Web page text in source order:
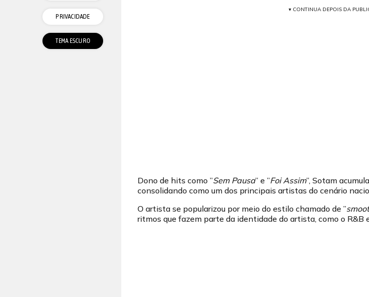
▾ CONTINUA DEPOIS DA
Dono de hits como ”Sem Pausa” e ”Foi Assim”, Sotam
consolidando como um dos principais artistas do cenário
O artista se popularizou por meio do estilo chamado de ”
ritmos que fazem parte da identidade do artista, como o R&B
PRIVACIDADE